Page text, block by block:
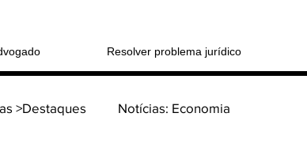
Resolver problema jurídico
>Destaques Notícias: Economia